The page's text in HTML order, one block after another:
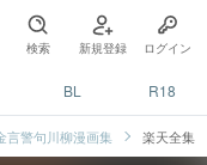
検索 新規登録 ログイン
BL R18
警句川柳漫画集 楽天全集